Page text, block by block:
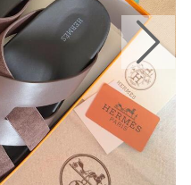
Previous